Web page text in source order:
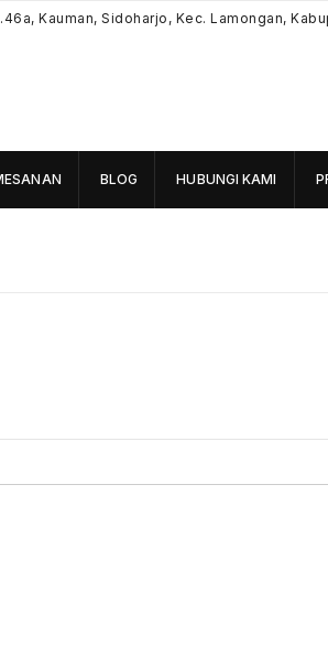
Kauman, Sidoharjo, Kec. Lamongan,
BLOG HUBUNGI KAMI